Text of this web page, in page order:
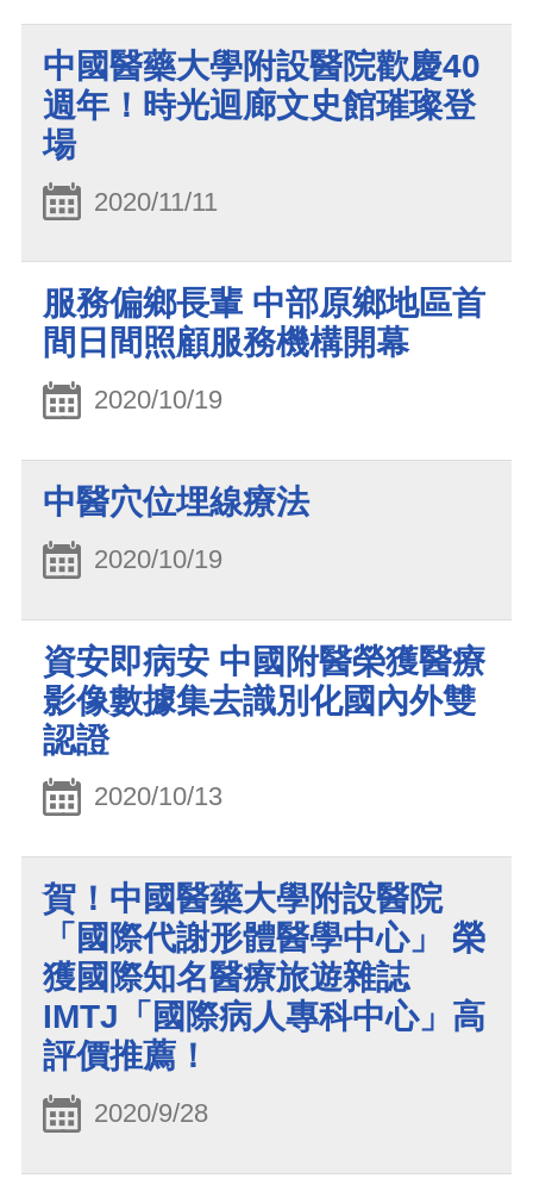
中國醫藥大學附設醫院歡慶40
週年！時光迴廊文史館璀璨登
場
2020/11/11
服務偏鄉長輩 中部原鄉地區首
間日間照顧服務機構開幕
2020/10/19
中醫穴位埋線療法
2020/10/19
資安即病安 中國附醫榮獲醫療
影像數據集去識別化國內外雙
認證
2020/10/13
賀！中國醫藥大學附設醫院
「國際代謝形體醫學中心」 榮
獲國際知名醫療旅遊雜誌
IMTJ「國際病人專科中心」高
評價推薦！
2020/9/28